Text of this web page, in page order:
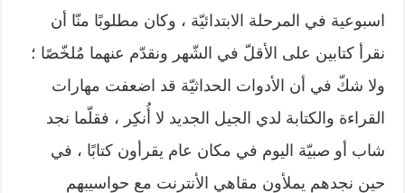
اسبوعية في المرحلة الابتدائيّة ، وكان مطلوبًا منّا أن
نقرأ كتابين على الأقلّ في الشّهر ونقدّم عنهما مُلخّصًا ؛
ولا شكّ في أن الأدوات الحداثيّة قد اضعفت مهارات
القراءة والكتابة لدي الجيل الجديد لا أُنكِر ، فقلّما نجد
شاب أو صبيّة اليوم في مكان عام يقرأون كتابًا ، في
حين نجدهم يملأون مقاهي الأنترنت مع حواسيبهم